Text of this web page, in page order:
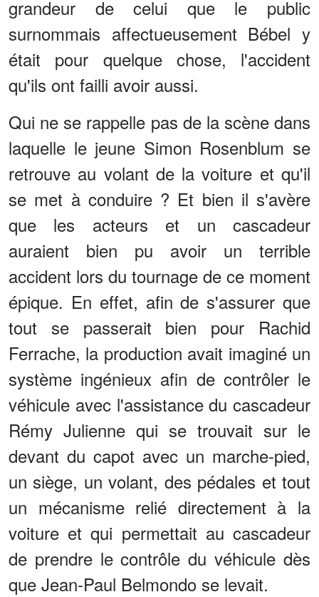
grandeur de celui que le public
surnommais affectueusement Bébel y
était pour quelque chose, l'accident
qu'ils ont failli avoir aussi.
Qui ne se rappelle pas de la scène dans
laquelle le jeune Simon Rosenblum se
retrouve au volant de la voiture et qu'il
se met à conduire ? Et bien il s'avère
que les acteurs et un cascadeur
auraient bien pu avoir un terrible
accident lors du tournage de ce moment
épique. En effet, afin de s'assurer que
tout se passerait bien pour Rachid
Ferrache, la production avait imaginé un
système ingénieux afin de contrôler le
véhicule avec l'assistance du cascadeur
Rémy Julienne qui se trouvait sur le
devant du capot avec un marche-pied,
un siège, un volant, des pédales et tout
un mécanisme relié directement à la
voiture et qui permettait au cascadeur
de prendre le contrôle du véhicule dès
que Jean-Paul Belmondo se levait.